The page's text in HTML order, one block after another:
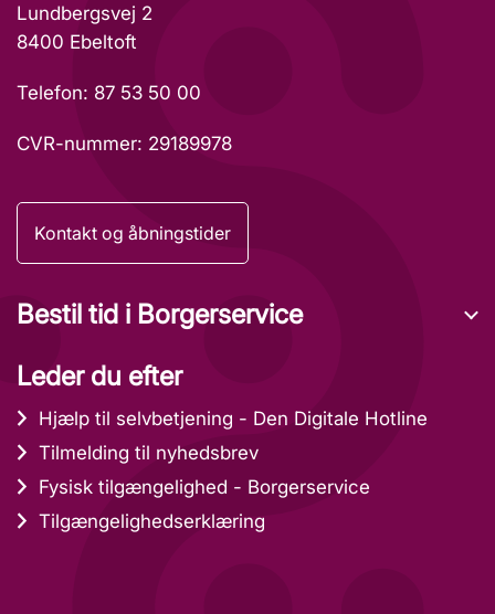
Lundbergsvej 2
8400 Ebeltoft
Telefon: 87 53 50 00
CVR-nummer: 29189978
Kontakt og åbningstider
Bestil tid i Borgerservice
Leder du efter
Hjælp til selvbetjening - Den Digitale Hotline
Tilmelding til nyhedsbrev
Fysisk tilgængelighed - Borgerservice
Tilgængelighedserklæring